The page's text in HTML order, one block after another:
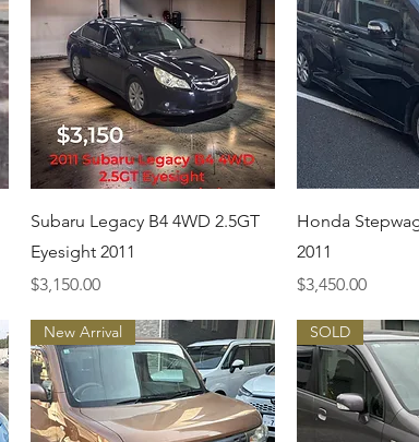
クイックビュー
Subaru Legacy B4 4WD 2.5GT
Eyesight 2011
価格
$3,150.00
クイッ
Honda
2011
価格
$3,450.00
New Arrival SOLD